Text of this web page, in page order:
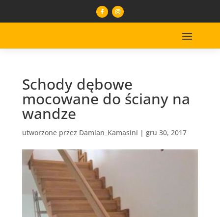
Schody dębowe
mocowane do ściany na
wandze
utworzone przez Damian_Kamasini | gru 30, 2017